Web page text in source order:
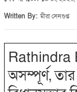
Written By:মীরা সেনগুপ্ত
Rathindra
অসম্পূর্ণ, তার